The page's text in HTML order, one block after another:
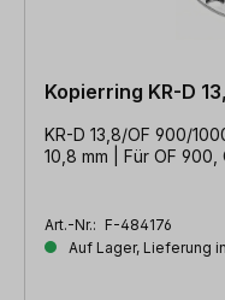
Kopierring KR-D
KR-D 13,8/OF 900/
10,8 mm | Für OF 900,
Art.-Nr.: F-484176
Auf Lager, Lieferung